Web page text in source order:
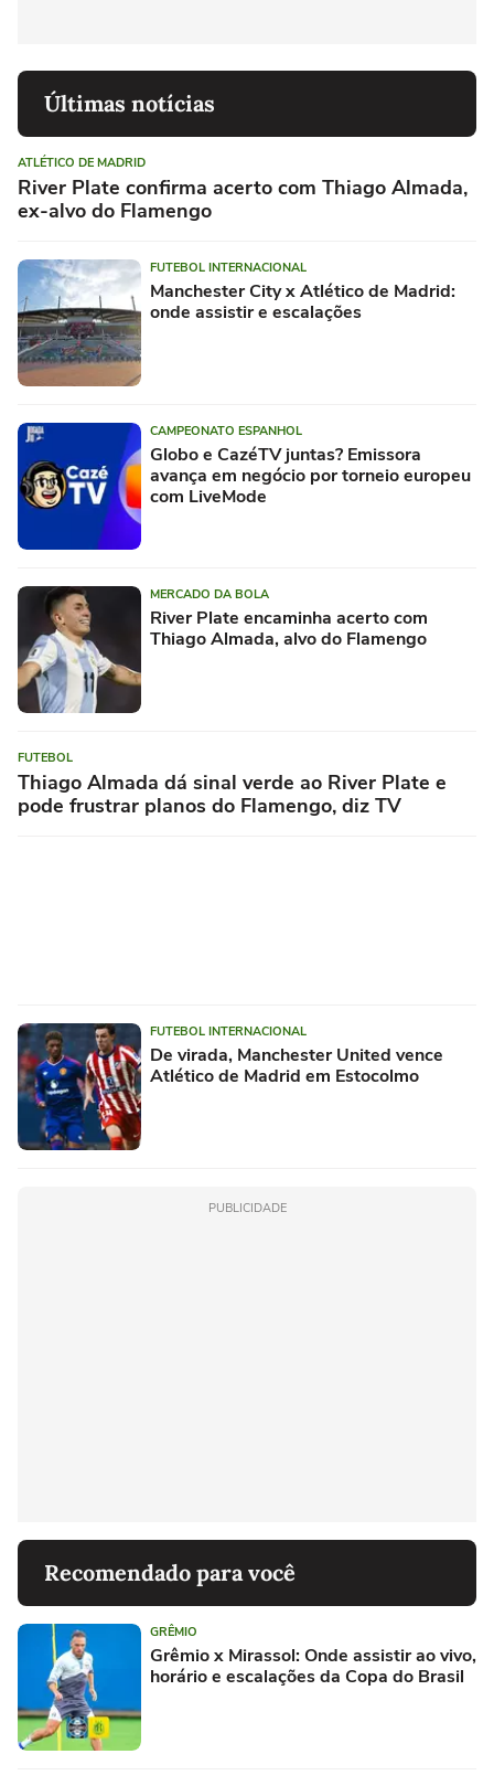
Últimas notícias
ATLÉTICO DE MADRID
River Plate confirma acerto com Thiago Almada,
ex-alvo do Flamengo
FUTEBOL INTERNACIONAL
Manchester City x Atlético de Madrid:
onde assistir e escalações
CAMPEONATO ESPANHOL
Globo e CazéTV juntas? Emissora
avança em negócio por torneio europeu
com LiveMode
MERCADO DA BOLA
River Plate encaminha acerto com
Thiago Almada, alvo do Flamengo
FUTEBOL
Thiago Almada dá sinal verde ao River Plate e
pode frustrar planos do Flamengo, diz TV
FUTEBOL INTERNACIONAL
De virada, Manchester United vence
Atlético de Madrid em Estocolmo
PUBLICIDADE
Recomendado para você
GRÊMIO
Grêmio x Mirassol: Onde assistir ao vivo,
horário e escalações da Copa do Brasil